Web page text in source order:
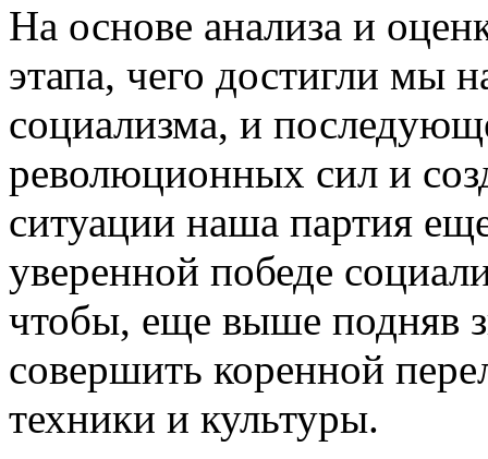
На основе анализа и
этапа, чего достигли мы
социализма, и
революционных сил и
ситуации наша партия
уверенной победе
чтобы, еще выше подняв
совершить коренной
техники и культуры.